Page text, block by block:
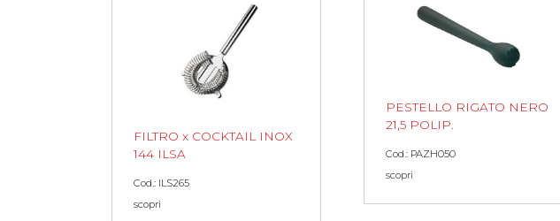
FILTRO x COCKTAIL INOX
144 ILSA
Cod.: ILS265
scopri
PESTELLO RIGATO NERO
21,5 POLIP.
Cod.: PAZH050
scopri